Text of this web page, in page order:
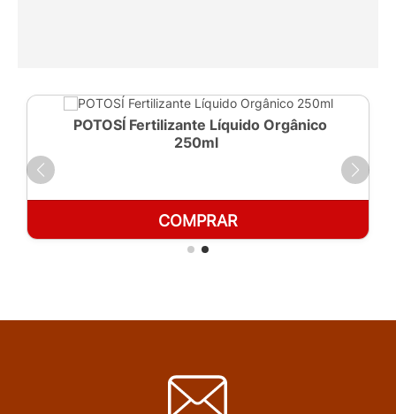
POTOSÍ Fertilizante Líquido Orgânico
250ml
COMPRAR